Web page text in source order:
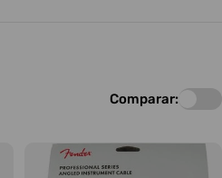
Comparar: